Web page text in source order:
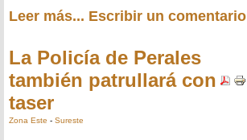
Leer más... Escribir un comentario
La Policía de Perales
también patrullará con
taser
Zona Este - Sureste